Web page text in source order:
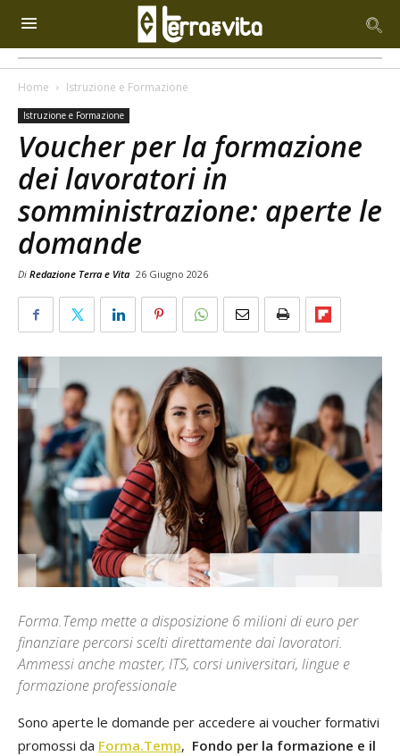
Home Istruzione e Formazione
Istruzione e Formazione
Voucher per la formazione
dei lavoratori in
somministrazione: aperte le
domande
Di Redazione Terra e Vita 26 Giugno 2026
Forma.Temp mette a disposizione 6 milioni di euro per
finanziare percorsi scelti direttamente dai lavoratori.
Ammessi anche master, ITS, corsi universitari, lingue e
formazione professionale
Sono aperte le domande per accedere ai voucher formativi
promossi da Forma.Temp, Fondo per la formazione e il